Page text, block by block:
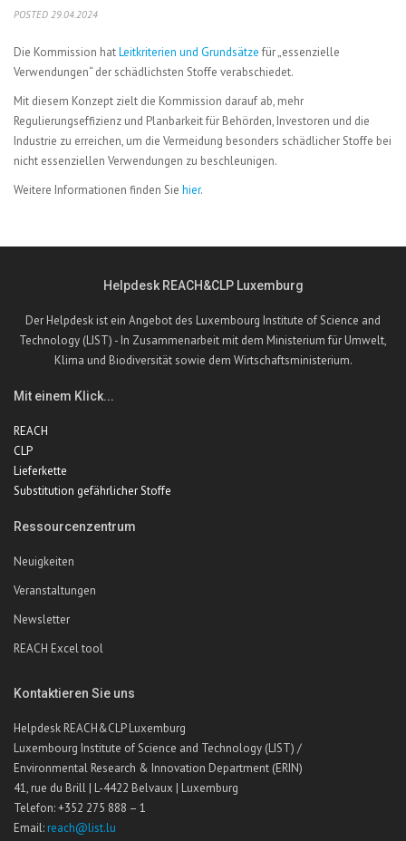
POSTED 29.04.2024
Die Kommission hatLeitkriterien und Grundsätze für „essenzielle
Verwendungen“ der schädlichsten Stoffe verabschiedet.
Mit diesem Konzept zielt die Kommission darauf ab, mehr
Regulierungseffizienz und Planbarkeit für Behörden, Investoren und die
Industrie zu erreichen, um die Vermeidung besonders schädlicher Stoffe bei
nicht essenziellen Verwendungen zu beschleunigen.
Weitere Informationen finden Sie hier.
Helpdesk REACH&CLP Luxemburg
Der Helpdesk ist ein Angebot des Luxembourg Institute of Science and
Technology (LIST) - In Zusammenarbeit mit dem Ministerium für Umwelt,
Klima und Biodiversität sowie dem Wirtschaftsministerium.
Mit einem Klick...
REACH
CLP
Lieferkette
Substitution gefährlicher Stoffe
Ressourcenzentrum
Neuigkeiten
Veranstaltungen
Newsletter
REACH Excel tool
Kontaktieren Sie uns
Helpdesk REACH&CLP Luxemburg
Luxembourg Institute of Science and Technology (LIST) /
Environmental Research & Innovation Department (ERIN)
41, rue du Brill | L-4422 Belvaux | Luxemburg
Telefon: +352 275 888 – 1
Email: reach@list.lu